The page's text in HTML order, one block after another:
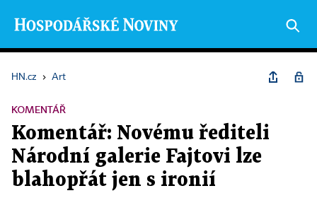
HN.cz › Art
KOMENTÁŘ
Komentář: Novému řediteli
Národní galerie Fajtovi lze
blahopřát jen s ironií